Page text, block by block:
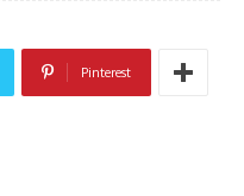
Pinterest